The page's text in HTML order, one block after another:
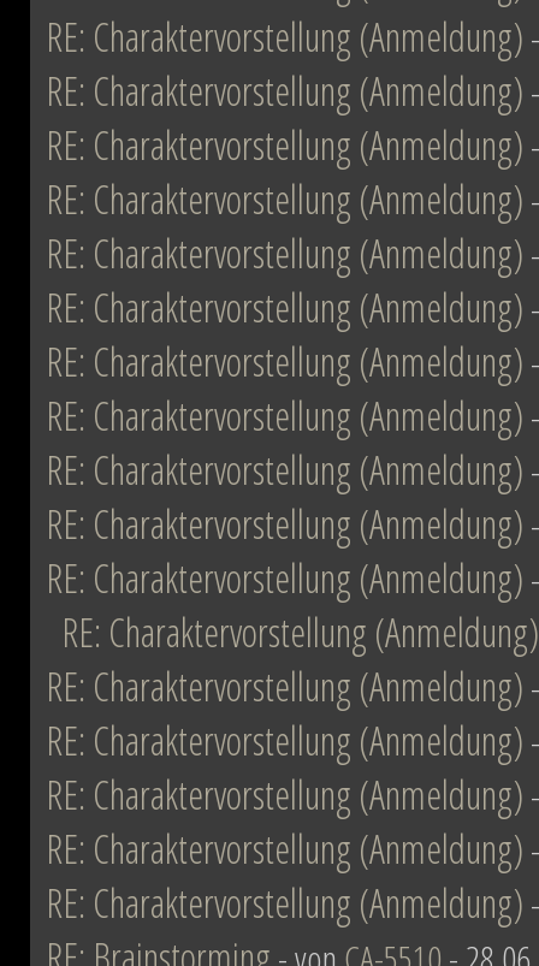
RE: Charaktervorstellung (Anmeldung)
RE: Charaktervorstellung (Anmeldung)
RE: Charaktervorstellung (Anmeldung)
RE: Charaktervorstellung (Anmeldung)
RE: Charaktervorstellung (Anmeldung)
RE: Charaktervorstellung (Anmeldung)
RE: Charaktervorstellung (Anmeldung)
RE: Charaktervorstellung (Anmeldung)
RE: Charaktervorstellung (Anmeldung)
RE: Charaktervorstellung (Anmeldung)
RE: Charaktervorstellung (Anmeldung)
RE: Charaktervorstellung (Anmeldung)
RE: Charaktervorstellung (Anmeldung)
RE: Charaktervorstellung (Anmeldung)
RE: Charaktervorstellung (Anmeldung)
RE: Charaktervorstellung (Anmeldung)
RE: Charaktervorstellung (Anmeldung)